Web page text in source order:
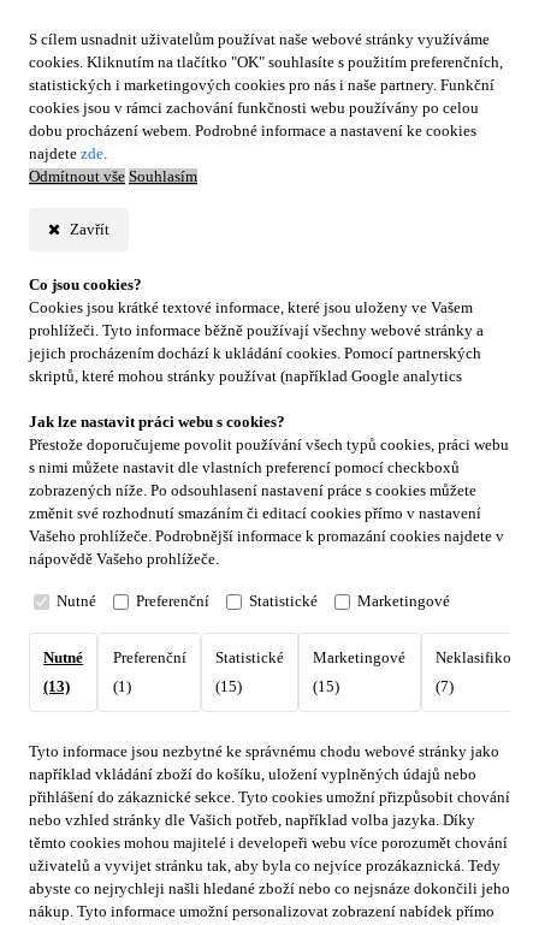
S cílem usnadnit uživatelům používat naše webové stránky využíváme
cookies. Kliknutím na tlačítko "OK" souhlasíte s použitím preferenčních,
statistických i marketingových cookies pro nás i naše partnery. Funkční
cookies jsou v rámci zachování funkčnosti webu používány po celou
dobu procházení webem. Podrobné informace a nastavení ke cookies
najdete zde.
Odmítnout vše Souhlasím
Zavřít
Co jsou cookies?
Cookies jsou krátké textové informace, které jsou uloženy ve Vašem
prohlížeči. Tyto informace běžně používají všechny webové stránky a
jejich procházením dochází k ukládání cookies. Pomocí partnerských
skriptů, které mohou stránky používat (například Google analytics
Jak lze nastavit práci webu s cookies?
Přestože doporučujeme povolit používání všech typů cookies, práci webu
s nimi můžete nastavit dle vlastních preferencí pomocí checkboxů
zobrazených níže. Po odsouhlasení nastavení práce s cookies můžete
změnit své rozhodnutí smazáním či editací cookies přímo v nastavení
Vašeho prohlížeče. Podrobnější informace k promazání cookies najdete v
nápovědě Vašeho prohlížeče.
Nutné Preferenční Statistické Marketingové
Nutné
(13)
Preferenční
(1)
Statistické
(15)
Marketingové
(15)
(7)
Tyto informace jsou nezbytné ke správnému chodu webové stránky jako
například vkládání zboží do košíku, uložení vyplněných údajů nebo
přihlášení do zákaznické sekce. Tyto cookies umožní přizpůsobit chování
nebo vzhled stránky dle Vašich potřeb, například volba jazyka. Díky
těmto cookies mohou majitelé i developeři webu více porozumět chování
uživatelů a vyvijet stránku tak, aby byla co nejvíce prozákaznická. Tedy
abyste co nejrychleji našli hledané zboží nebo co nejsnáze dokončili jeho
nákup. Tyto informace umožní personalizovat zobrazení nabídek přímo